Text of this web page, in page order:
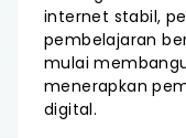
internet stabil,
pembelajaran
mulai
menerapkan
digital.